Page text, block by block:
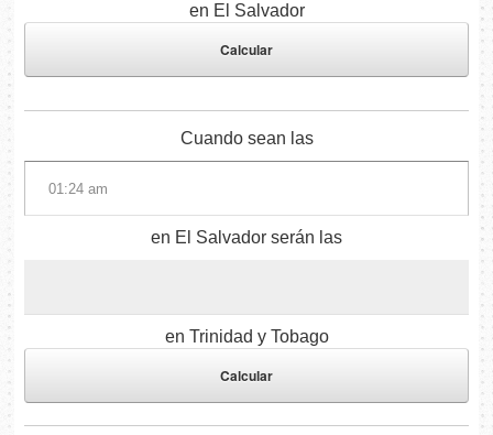
en El Salvador
Cuando sean las
en El Salvador serán las
en Trinidad y Tobago